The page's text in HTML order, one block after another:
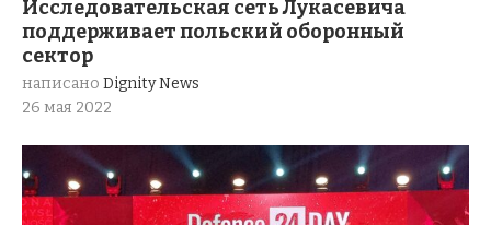
Исследовательская сеть Лукасевича
поддерживает польский оборонный
сектор
написано Dignity News
26 мая 2022